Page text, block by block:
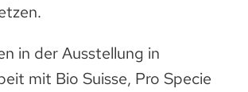
in der Ausstellung in
mit Bio Suisse, Pro Specie